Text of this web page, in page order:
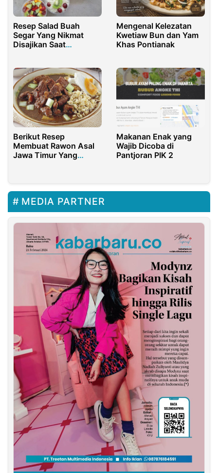
Resep Salad Buah
Segar Yang Nikmat
Disajikan Saat
Mengenal Kelezatan
Kwetiaw Bun dan Yam
Khas Pontianak
Berikut Resep
Membuat Rawon Asal
Jawa Timur Yang
Makanan Enak yang
Wajib Dicoba di
Pantjoran PIK 2
MEDIA PARTNER